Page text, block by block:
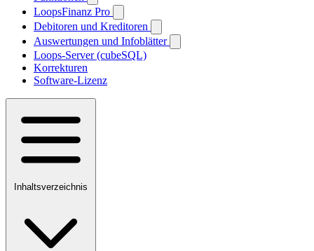
LoopsFinanz Pro
Debitoren und Kreditoren
Auswertungen und Infoblätter
Loops-Server (cubeSQL)
Korrekturen
Software-Lizenz
Inhaltsverzeichnis